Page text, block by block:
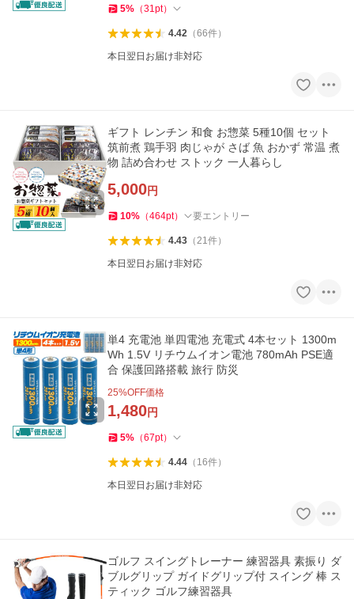
5% （31pt）
4.42（66件）
本日翌日お届け非対応
ギフト レンチン 和食 お惣菜 5種10個 セット
筑前煮 鶏手羽 肉じゃが さば 魚 おかず 常温 煮
物 詰め合わせ ストック 一人暮らし
5,000円
10% （464pt） 要エントリー
4.43（21件）
本日翌日お届け非対応
単4 充電池 単四電池 充電式 4本セット 1300m
Wh 1.5V リチウムイオン電池 780mAh PSE適
合 保護回路搭載 旅行 防災
25%OFF価格
1,480円
5% （67pt）
4.44（ 16件）
本日翌日お届け非対応
ゴルフ スイングトレーナー 練習器具 素振り ダ
ブルグリップ ガイドグリップ付 スイング 棒 ス
ティック ゴルフ練習器具